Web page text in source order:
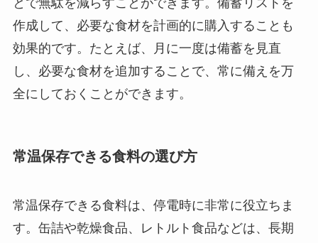
作成して、必要な食材を計画的に購入することも
効果的です。たとえば、月に一度は備蓄を見直
し、必要な食材を追加することで、常に備えを万
全にしておくことができます。
常温保存できる食料の選び方
常温保存できる食料は、停電時に非常に役立ちま
す。缶詰や乾燥食品、レトルト食品などは、長期